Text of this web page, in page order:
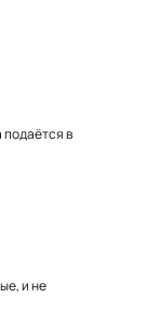
подаётся в
и не